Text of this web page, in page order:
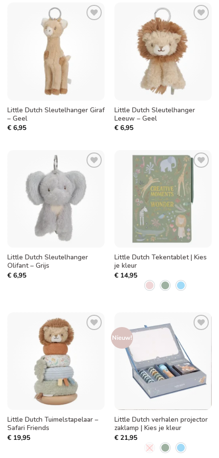
Little Dutch Sleutelhanger Giraf
– Geel
€6,95
Toevoegen
verlanglijst
Little Dutch Sleutelhanger
Leeuw – Geel
€6,95
Toevoegen
aan
verlanglijst
Little Dutch Sleutelhanger
Olifant – Grijs
€6,95
Toevoegen
verlanglijst
Little Dutch Tekentablet | Kies
je kleur
€14,95
Toevoegen
Little Dutch Tuimelstapelaar –
Safari Friends
€19,95
Nieuw!
verlanglijst
Little Dutch verhalen projector
zaklamp | Kies je kleur
€21,95